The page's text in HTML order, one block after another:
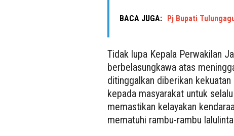
BACA JUGA: Pj Bupati
Tidak lupa Kepala Perwakilan
berbelasungkawa atas
ditinggalkan diberikan
kepada masyarakat untuk
memastikan kelayakan
mematuhi rambu-rambu